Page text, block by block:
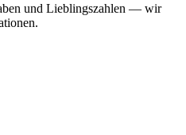
und Lieblingszahlen — wir